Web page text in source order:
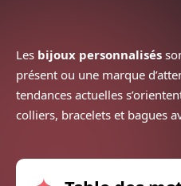
Les bijoux personnalisés
présent ou une marque
tendances actuelles
colliers, bracelets et bagues